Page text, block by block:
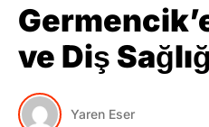
ve Diş
Yaren Eser